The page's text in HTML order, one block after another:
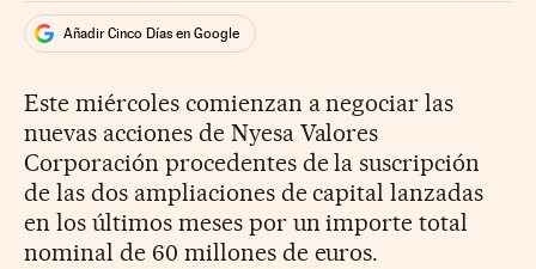
Añadir Cinco Días en Google
Este miércoles comienzan a negociar las
nuevas acciones de Nyesa Valores
Corporación procedentes de la suscripción
de las dos ampliaciones de capital lanzadas
en los últimos meses por un importe total
nominal de 60 millones de euros.